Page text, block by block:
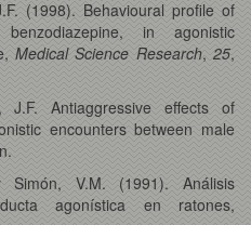
(1998). Behavioural profile of
in agonistic
Medical Science Research,25,
Antiaggressive effects of
encounters between male
V.M. (1991). Análisis
agonística en ratones,